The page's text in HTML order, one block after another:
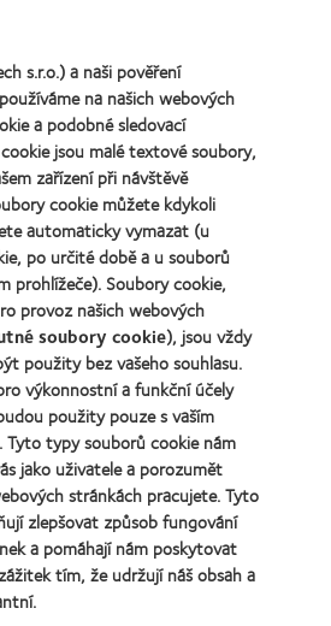
závod
roku
2011
(2011)
Learn
more
about
Cena
ODMA
2011
(2011)
čoček
pro vás
s.r.o.) a naši pověření
na našich webových
a podobné sledovací
jsou malé textové soubory,
zařízení při návštěvě
cookie můžete kdykoli
automaticky vymazat (u
po určité době a u souborů
prohlížeče). Soubory cookie,
provoz našich webových
soubory cookie), jsou vždy
použity bez vašeho souhlasu.
výkonnostní a funkční účely
použity pouze s vaším
Tyto typy souborů cookie nám
jako uživatele a porozumět
stránkách pracujete. Tyto
zlepšovat způsob fungování
a pomáhají nám poskytovat
tím, že udržují náš obsah a